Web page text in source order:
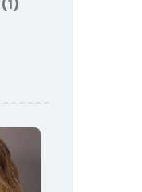
(1)